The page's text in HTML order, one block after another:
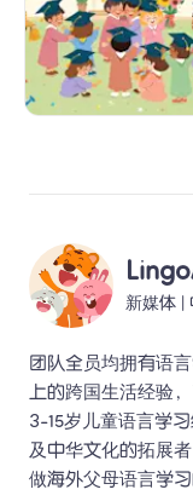
新媒体
团队全员均拥有语
上的跨国生活经验
3-15岁儿童语言学
及中华文化的拓展
做海外父母语言学